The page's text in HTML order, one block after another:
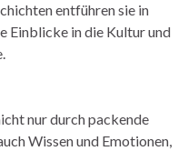
entführen sie in
Einblicke in die Kultur und
nur durch packende
Wissen und Emotionen,